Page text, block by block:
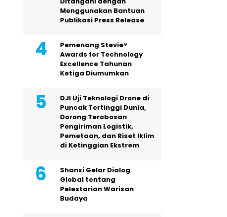
Menggunakan Bantuan
Publikasi Press Release
Pemenang Stevie®
Awards for Technology
Excellence Tahunan
Ketiga Diumumkan
DJI Uji Teknologi Drone di
Puncak Tertinggi Dunia,
Dorong Terobosan
Pengiriman Logistik,
Pemetaan, dan Riset Iklim
di Ketinggian Ekstrem
Shanxi Gelar Dialog
Global tentang
Pelestarian Warisan
Budaya